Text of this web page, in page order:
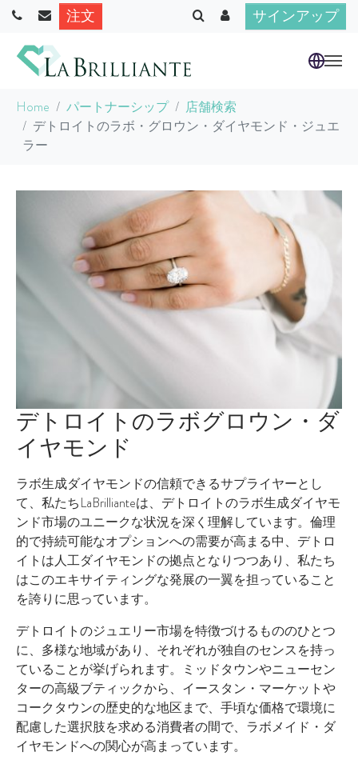
注文 サインアップ
Home パートナーシップ
店舗検索
デトロイトのラボ・グロウン・ダイヤモンド・ジュエ
ラー
デトロイトのラボグロウン・ダ
イヤモンド
ラボ生成ダイヤモンドの信頼できるサプライヤーとし
て、私たちLaBrillianteは、デトロイトのラボ生成ダイヤモ
ンド市場のユニークな状況を深く理解しています。倫理
的で持続可能なオプションへの需要が高まる中、デトロ
イトは人工ダイヤモンドの拠点となりつつあり、私たち
はこのエキサイティングな発展の一翼を担っていること
を誇りに思っています。
デトロイトのジュエリー市場を特徴づけるもののひとつ
に、多様な地域があり、それぞれが独自のセンスを持っ
ていることが挙げられます。ミッドタウンやニューセン
ターの高級ブティックから、イースタン・マーケットや
コークタウンの歴史的な地区まで、手頃な価格で環境に
配慮した選択肢を求める消費者の間で、ラボメイド・ダ
イヤモンドへの関心が高まっています。